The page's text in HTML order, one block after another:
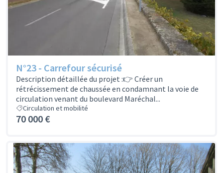
N°23 - Carrefour sécurisé
Description détaillée du projet :👉 Créer un
rétrécissement de chaussée en condamnant la voie de
circulation venant du boulevard Maréchal...
Circulation et mobilité
70 000 €